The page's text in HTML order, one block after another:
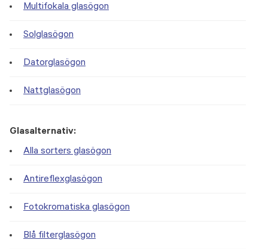
Multifokala glasögon
Solglasögon
Datorglasögon
Nattglasögon
Glasalternativ:
Alla sorters glasögon
Antireflexglasögon
Fotokromatiska glasögon
Blå filterglasögon